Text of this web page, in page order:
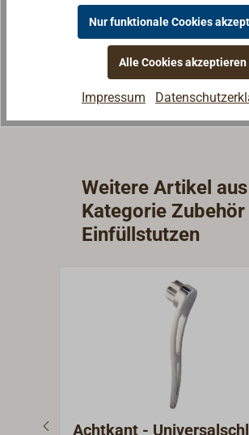
Seglerinnen. Wir verstehen Ihre Fragen
passende Antwort.
Experten kontaktieren
Weitere Artikel
Kategorie
Einfüllstutzen
Achtkant -
Nur funktionale Cookies
Alle Cookies akzeptieren
Impressum